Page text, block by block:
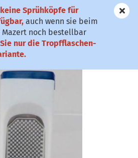
✆ 0911-61 79
25
Sprühköpfe für
auch wenn sie beim
Mazert noch bestellbar
nur die Tropfflaschen-